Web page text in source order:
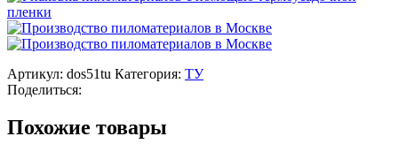
Артикул: dos51tu Категория: ТУ
Поделиться:
Похожие товары